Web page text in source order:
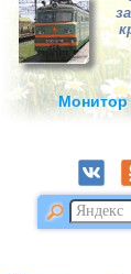
Монитор